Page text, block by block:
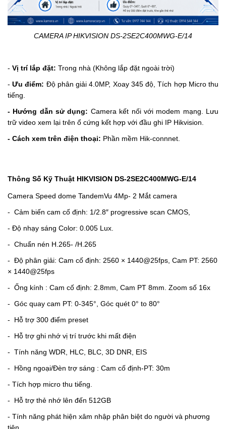
CAMERA IP HIKVISION DS-2SE2C400MWG-E/14
- Vị trí lắp đặt: Trong nhà (Không lắp đặt ngoài trời)
- Ưu điểm: Độ phân giải 4.0MP, Xoay 345độ,Tích hợp Micro thu
tiếng.
- Hướng dẫn sử dụng: Camera kết nối với modem mạng. Lưu
trữ video xem lại trên ổ cứng kết hợp với đầu ghi IP Hikvision.
- Cách xem trên điện thoại: Phần mềm Hik-connnet.
Thông Số Kỹ Thuật HIKVISION DS-2SE2C400MWG-E/14
Camera Speed dome TandemVu 4Mp- 2 Mắt camera
- Cảm biến cam cố định: 1/2.8″ progressive scan CMOS,
- Độ nhạy sáng Color: 0.005 Lux.
- Chuẩn nén H.265- /H.265
- Độ phân giải: Cam cố định: 2560 × 1440@25fps, Cam PT: 2560
× 1440@25fps
- Ống kính : Cam cố định: 2.8mm, Cam PT 8mm. Zoom số 16x
- Góc quay cam PT: 0-345°, Góc quét 0° to 80°
-
Hỗ trợ 300 điểm preset
-
Hỗ trợ ghi nhớ vị trí trước khi mất điện
- Tính năng WDR, HLC, BLC, 3D DNR, EIS
-
Hồng ngoại/Đèn trợ sáng : Cam cố định-PT: 30m
- Tích hợp micro thu tiếng.
-
Hỗ trợ thẻ nhớ lên đến 512GB
- Tính năng phát hiện xâm nhập phân biệt do người và phương